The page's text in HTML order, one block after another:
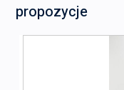
propozycje